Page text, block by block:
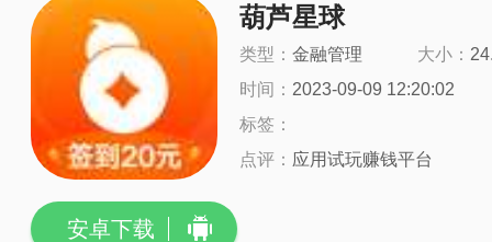
葫芦星球
类型： 金融管理 大小：
时间： 2023-09-09 12:20:02
标签：
点评： 应用试玩赚钱平台
安卓下载